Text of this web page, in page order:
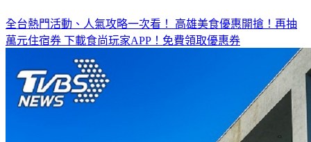
全台熱門活動、人氣攻略一次看！ 高雄美食優惠開搶！再抽
萬元住宿券 下載食尚玩家APP！免費領取優惠券